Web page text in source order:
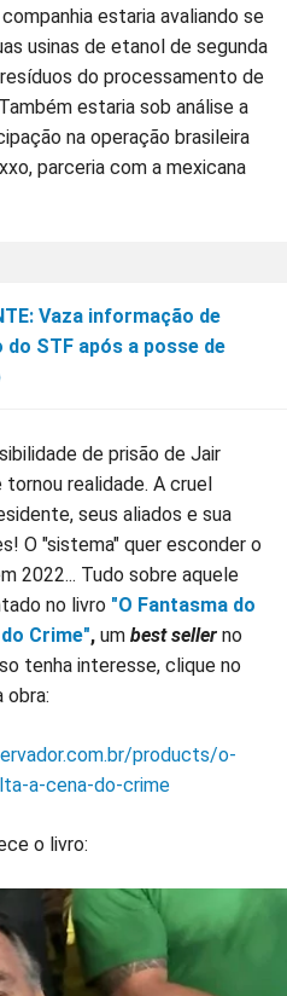
estaria avaliando se
usinas de etanol de segunda
do processamento de
estaria sob análise a
na operação brasileira
parceria com a mexicana
Vaza informação de
do STF após a posse de
de prisão de Jair
realidade. A cruel
seus aliados e sua
O "sistema" quer esconder o
2022... Tudo sobre aquele
no livro "O Fantasma do
Crime", um best seller no
tenha interesse, clique no
obra:
products/o-
a-cena-do-crime
o livro: